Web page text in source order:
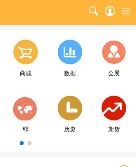
商城 数据 会展
锌 历史 期货